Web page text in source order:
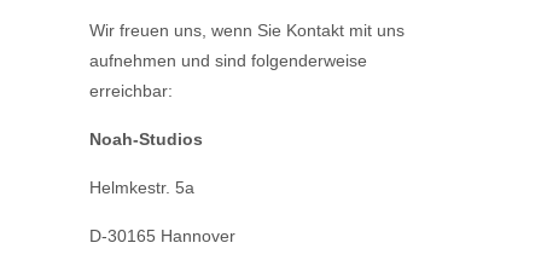
Wir freuen uns, wenn Sie Kontakt mit uns
aufnehmen und sind folgenderweise
erreichbar:
Noah-Studios
Helmkestr. 5a
D-30165 Hannover